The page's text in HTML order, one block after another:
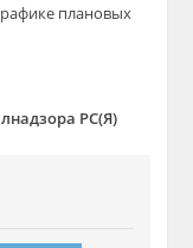
плановых
РС(Я)